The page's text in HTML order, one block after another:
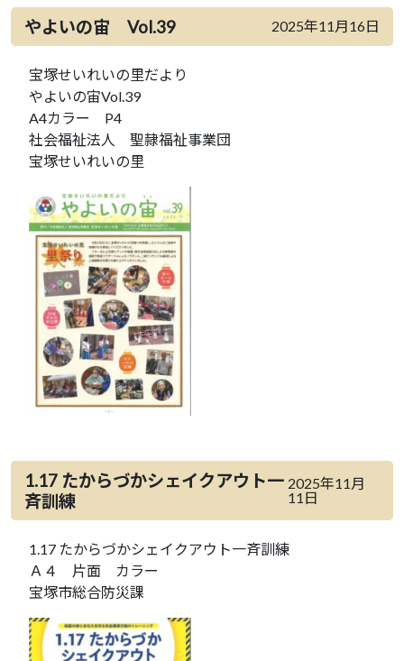
やよいの宙 Vol.39 2025年11月16日
宝塚せいれいの里だより
やよいの宙Vol.39
A4カラー P4
社会福祉法人 聖隷福祉事業団
宝塚せいれいの里
1.17 たからづかシェイクアウト一
斉訓練
2025年11月
11日
1.17 たからづかシェイクアウト一斉訓練
Ａ４ 片面 カラー
宝塚市総合防災課